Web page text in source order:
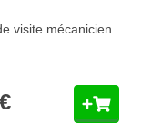
visite mécanicien
€